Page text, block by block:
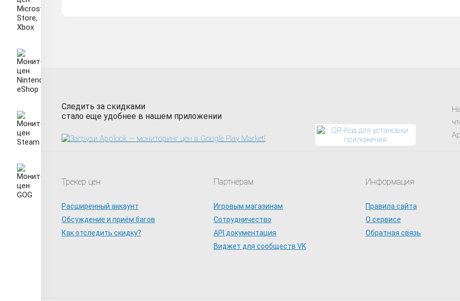
Следить за скидками
стало еще удобнее в нашем приложении
Трекер цен
Расширенный аккаунт
Обсуждение и приём багов
Как отследить скидку?
Партнёрам
Игровым магазинам
Сотрудничество
API документация
Виджет для сообществ VK
Информация
Правила сайта
О сервисе
Обратная связь